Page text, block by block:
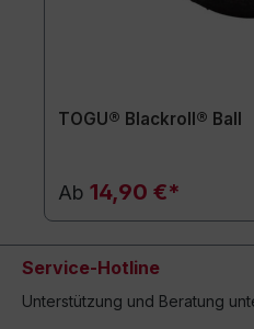
TOGU® Blackroll® Ball
Ab 14,90 €*
Service-Hotline
Unterstützung und Beratung